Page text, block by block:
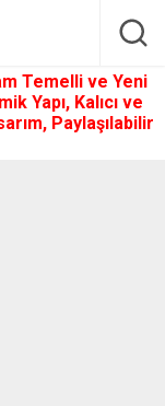
Temelli ve Yeni
Yapı, Kalıcı ve
Paylaşılabilir